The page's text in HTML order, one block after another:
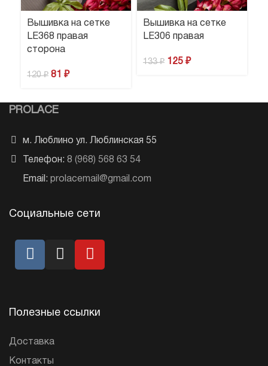
Вышивка на сетке
LE368 правая
сторона
120₽ 81 ₽
Вышивка на сетке
LE306 правая
133₽ 125 ₽
PROLACE
м. Люблино ул. Люблинская 55
Телефон: 8 (968) 568 63 54
Email: prolacemail@gmail.com
Социальные сети
Полезные ссылки
Доставка
Контакты